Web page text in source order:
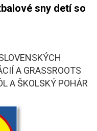
sny detí so
A GRASSROOTS
A ŠKOLSKÝ POHÁR